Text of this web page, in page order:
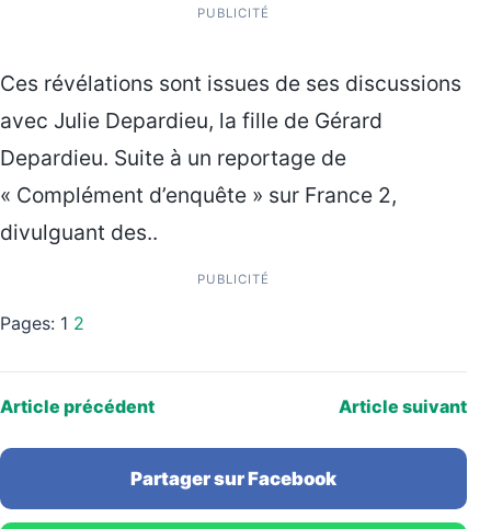
PUBLICITÉ
Ces révélations sont issues de ses discussions
avec Julie Depardieu, la fille de Gérard
Depardieu. Suite à un reportage de
« Complément d’enquête » sur France 2,
divulguant des..
PUBLICITÉ
Pages: 1 2
Article précédent Article suivant
Partager sur Facebook